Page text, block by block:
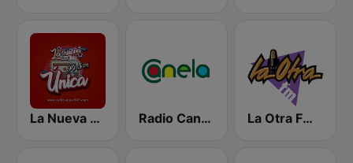
La Nueva Unica 94.5 FM Radio Canela Azuay La Otra FM - Quito